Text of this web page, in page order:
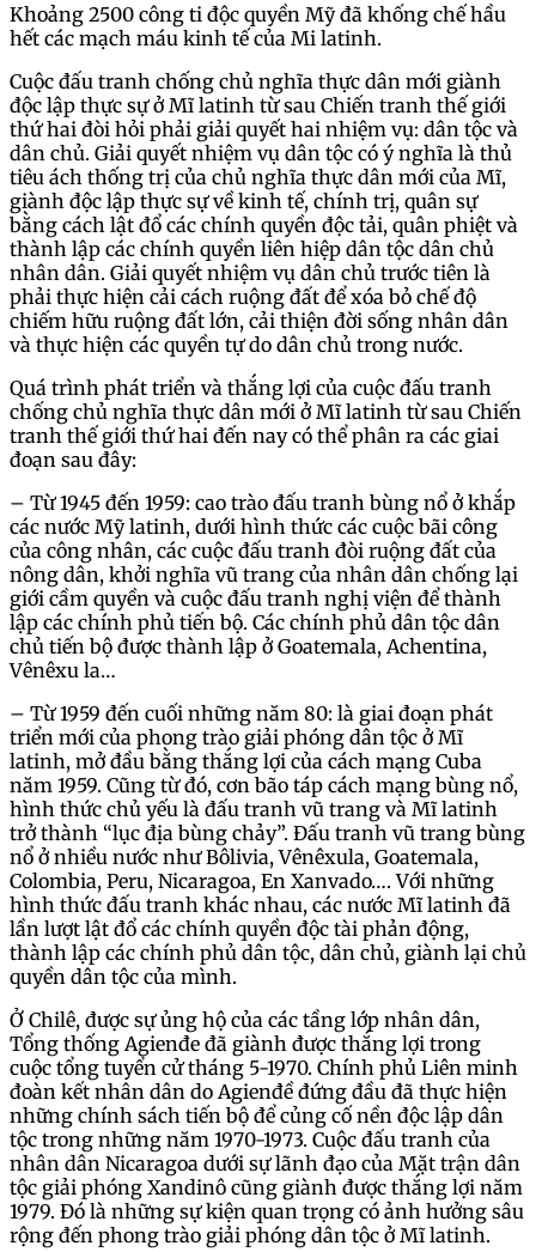
Khoảng 2500 công ti độc quyền Mỹ đã khống chế hầu
hết các mạch máu kinh tế của Mi latinh.
Cuộc đấu tranh chống chủ nghĩa thực dân mới giành
độc lập thực sự ở Mĩ latinh từ sau Chiến tranh thế giới
thứ hai đòi hỏi phải giải quyết hai nhiệm vụ: dân tộc và
dân chủ. Giải quyết nhiệm vụ dân tộc có ý nghĩa là thủ
tiêu ách thống trị của chủ nghĩa thực dân mới của Mĩ,
giành độc lập thực sự về kinh tế, chính trị, quân sự
bằng cách lật đổ các chính quyền độc tải, quân phiệt và
thành lập các chính quyền liên hiệp dân tộc dân chủ
nhân dân. Giải quyết nhiệm vụ dân chủ trước tiên là
phải thực hiện cải cách ruộng đất để xóa bỏ chế độ
chiếm hữu ruộng đất lớn, cải thiện đời sống nhân dân
và thực hiện các quyền tự do dân chủ trong nước.
Quá trình phát triển và thắng lợi của cuộc đấu tranh
chống chủ nghĩa thực dân mới ở Mĩ latinh từ sau Chiến
tranh thế giới thứ hai đến nay có thể phân ra các giai
đoạn sau đây:
– Từ 1945 đến 1959: cao trào đấu tranh bùng nổ ở khắp
các nước Mỹ latinh, dưới hình thức các cuộc bãi công
của công nhân, các cuộc đấu tranh đòi ruộng đất của
nông dân, khởi nghĩa vũ trang của nhân dân chống lại
giới cầm quyền và cuộc đấu tranh nghị viện để thành
lập các chính phủ tiến bộ. Các chính phủ dân tộc dân
chủ tiến bộ được thành lập ở Goatemala, Achentina,
Vênêxu la…
– Từ 1959 đến cuối những năm 80: là giai đoạn phát
triển mới của phong trào giải phóng dân tộc ở Mĩ
latinh, mở đầu bằng thắng lợi của cách mạng Cuba
năm 1959. Cũng từ đó, cơn bão táp cách mạng bùng nổ,
hình thức chủ yếu là đấu tranh vũ trang và Mĩ latinh
trở thành “lục địa bùng chảy”. Đấu tranh vũ trang bùng
nổ ở nhiều nước như Bôlivia, Vênêxula, Goatemala,
Colombia, Peru, Nicaragoa, En Xanvado…. Với những
hình thức đấu tranh khác nhau, các nước Mĩ latinh đã
lần lượt lật đổ các chính quyền độc tài phản động,
thành lập các chính phủ dân tộc, dân chủ, giành lại chủ
quyền dân tộc của mình.
Ở Chilê, được sự ủng hộ của các tầng lớp nhân dân,
Tổng thống Agienđe đã giành được thắng lợi trong
cuộc tổng tuyển cử tháng 5-1970. Chính phủ Liên minh
đoàn kết nhân dân do Agienđề đứng đầu đã thực hiện
những chính sách tiến bộ để củng cố nền độc lập dân
tộc trong những năm 1970-1973. Cuộc đấu tranh của
nhân dân Nicaragoa dưới sự lãnh đạo của Mặt trận dân
tộc giải phóng Xandinô cũng giành được thắng lợi năm
1979. Đó là những sự kiện quan trọng có ảnh hưởng sâu
rộng đến phong trào giải phóng dân tộc ở Mĩ latinh.